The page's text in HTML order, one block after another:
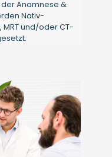
Anamnese &
Nativ-
und/oder CT-